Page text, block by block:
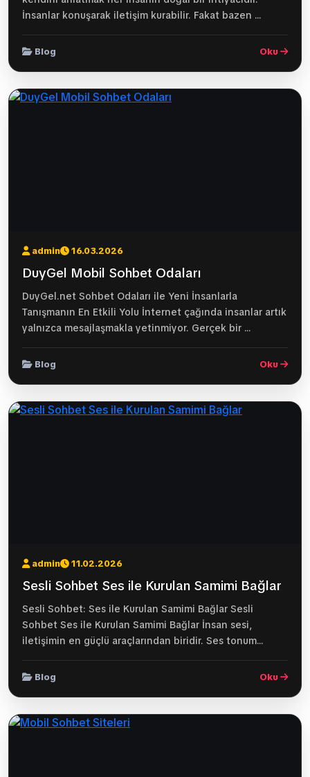
İnsanlar konuşarak iletişim kurabilir. Fakat bazen ...
Blog Oku
admin 16.03.2026
DuyGel Mobil Sohbet Odaları
DuyGel.net Sohbet Odaları ile Yeni İnsanlarla
Tanışmanın En Etkili Yolu İnternet çağında insanlar artık
yalnızca mesajlaşmakla yetinmiyor. Gerçek bir ...
Blog Oku
admin 11.02.2026
Sesli Sohbet Ses ile Kurulan Samimi Bağlar
Sesli Sohbet: Ses ile Kurulan Samimi Bağlar Sesli
Sohbet Ses ile Kurulan Samimi Bağlar İnsan sesi,
iletişimin en güçlü araçlarından biridir. Ses tonum...
Blog Oku